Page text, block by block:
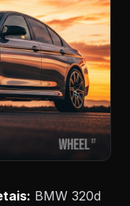
BMW 320d